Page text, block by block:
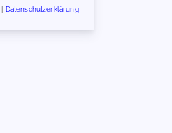
Datenschutzerklärung